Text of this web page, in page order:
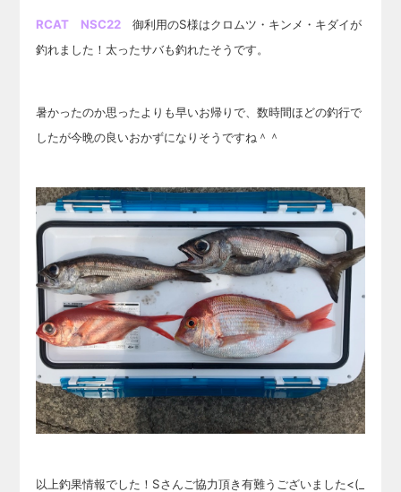
RCAT NSC22 御利用のS様はクロムツ・キンメ・キダイが
釣れました！太ったサバも釣れたそうです。
暑かったのか思ったよりも早いお帰りで、数時間ほどの釣行で
したが今晩の良いおかずになりそうですね＾＾
以上釣果情報でした！Sさんご協力頂き有難うございました<(_